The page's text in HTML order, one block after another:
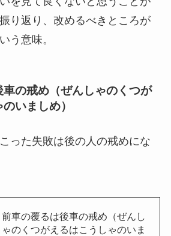
り返り、改めるべきところが
う意味。
の戒め（ぜんしゃのくつが
いましめ）
った失敗は後の人の戒めにな
前車の覆るは後車の戒め（ぜんし
ゃのくつがえるはこうしゃのいま